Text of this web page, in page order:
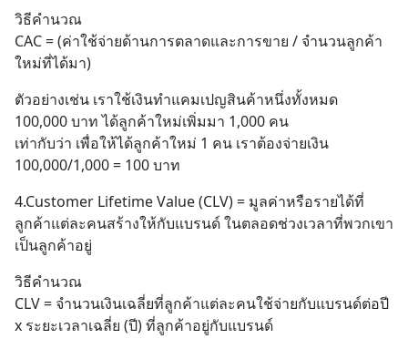
วิธีคำนวณ
CAC = (ค่าใช้จ่ายด้านการตลาดและการขาย / จำนวนลูกค้า
ใหม่ที่ได้มา)
ตัวอย่างเช่น เราใช้เงินทำแคมเปญสินค้าหนึ่งทั้งหมด
100,000 บาท ได้ลูกค้าใหม่เพิ่มมา 1,000 คน
เท่ากับว่า เพื่อให้ได้ลูกค้าใหม่ 1 คน เราต้องจ่ายเงิน
100,000/1,000 = 100 บาท
4.Customer Lifetime Value (CLV) = มูลค่าหรือรายได้ที่
ลูกค้าแต่ละคนสร้างให้กับแบรนด์ ในตลอดช่วงเวลาที่พวกเขา
เป็นลูกค้าอยู่
วิธีคำนวณ
CLV = จำนวนเงินเฉลี่ยที่ลูกค้าแต่ละคนใช้จ่ายกับแบรนด์ต่อปี
x ระยะเวลาเฉลี่ย (ปี) ที่ลูกค้าอยู่กับแบรนด์